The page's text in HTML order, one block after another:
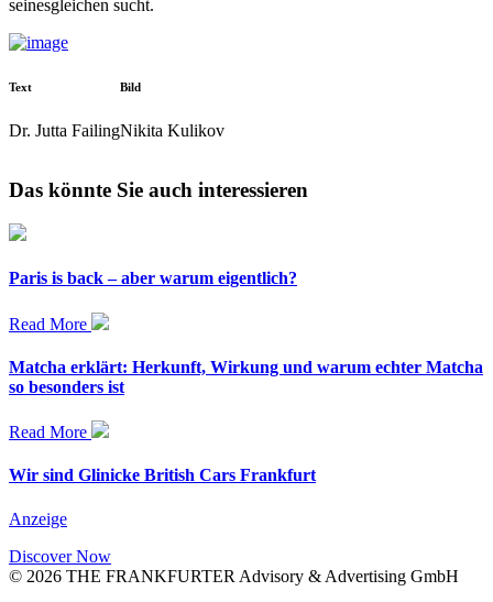
seinesgleichen sucht.
Text
Dr. Jutta Failing
Bild
Nikita Kulikov
Das könnte Sie auch interessieren
Paris is back – aber warum eigentlich?
Read More
Matcha erklärt: Herkunft, Wirkung und warum echter Matcha
so besonders ist
Read More
Wir sind Glinicke British Cars Frankfurt
Anzeige
Discover Now
© 2026 THE FRANKFURTER Advisory & Advertising GmbH